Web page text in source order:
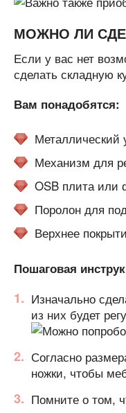
МОЖНО ЛИ
Если у вас нет
сделать складную
Вам понадобятся:
Металлический
Механизм для
OSB плита или
Поролон для
Верхнее
Пошаговая
Изначально
из них будет
Согласно
ножки, чтобы
Помните о том,